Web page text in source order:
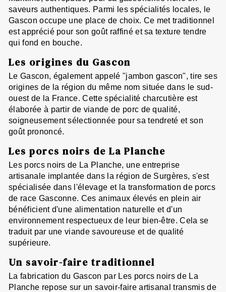
saveurs authentiques. Parmi les spécialités locales, le
Gascon occupe une place de choix. Ce met traditionnel
est apprécié pour son goût raffiné et sa texture tendre
qui fond en bouche.
Les origines du Gascon
Le Gascon, également appelé "jambon gascon", tire ses
origines de la région du même nom située dans le sud-
ouest de la France. Cette spécialité charcutière est
élaborée à partir de viande de porc de qualité,
soigneusement sélectionnée pour sa tendreté et son
goût prononcé.
Les porcs noirs de La Planche
Les porcs noirs de La Planche, une entreprise
artisanale implantée dans la région de Surgères, s'est
spécialisée dans l'élevage et la transformation de porcs
de race Gasconne. Ces animaux élevés en plein air
bénéficient d'une alimentation naturelle et d'un
environnement respectueux de leur bien-être. Cela se
traduit par une viande savoureuse et de qualité
supérieure.
Un savoir-faire traditionnel
La fabrication du Gascon par Les porcs noirs de La
Planche repose sur un savoir-faire artisanal transmis de